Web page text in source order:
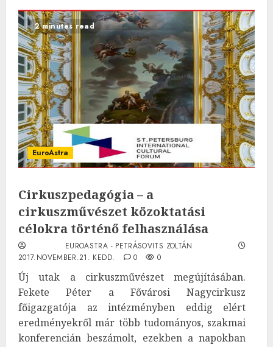
2 minutes read
EuroAstra
Cirkuszpedagógia – a
cirkuszművészet közoktatási
célokra történő felhasználása
EUROASTRA - PETRÁSOVITS ZOLTÁN
2017.NOVEMBER.21. KEDD.
0 0
Új utak a cirkuszművészet megújításában.
Fekete Péter a Fővárosi Nagycirkusz
főigazgatója az intézményben eddig elért
eredményekről már több tudományos, szakmai
konferencián beszámolt, ezekben a napokban